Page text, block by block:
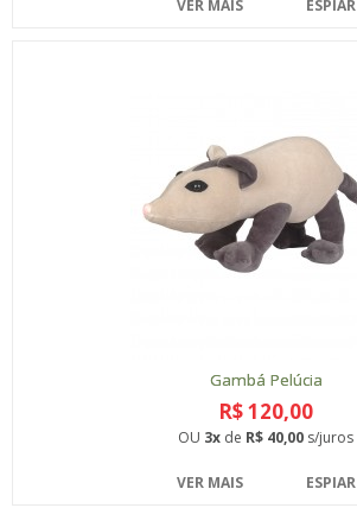
VER MAIS ESPIAR
Gambá Pelúcia
R$ 120,00
OU 3x de R$ 40,00 s/juros
VER MAIS ESPIAR